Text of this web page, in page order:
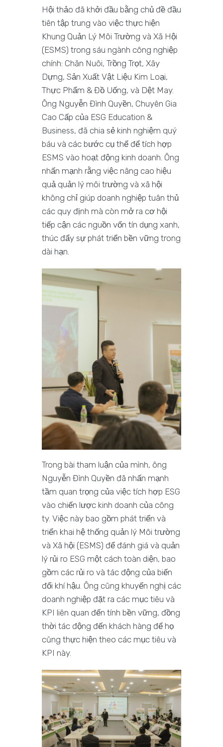
Hội thảo đã khởi đầu bằng chủ đề đầu
tiên tập trung vào việc thực hiện
Khung Quản Lý Môi Trường và Xã Hội
(ESMS) trong sáu ngành công nghiệp
chính: Chăn Nuôi, Trồng Trọt, Xây
Dựng, Sản Xuất Vật Liệu Kim Loại,
Thực Phẩm & Đồ Uống, và Dệt May.
Ông Nguyễn Đình Quyền, Chuyên Gia
Cao Cấp của ESG Education &
Business, đã chia sẻ kinh nghiệm quý
báu và các bước cụ thể để tích hợp
ESMS vào hoạt động kinh doanh. Ông
nhấn mạnh rằng việc nâng cao hiệu
quả quản lý môi trường và xã hội
không chỉ giúp doanh nghiệp tuân thủ
các quy định mà còn mở ra cơ hội
tiếp cận các nguồn vốn tín dụng xanh,
thúc đẩy sự phát triển bền vững trong
dài hạn.
Trong bài tham luận của mình, ông
Nguyễn Đình Quyền đã nhấn mạnh
tầm quan trọng của việc tích hợp ESG
vào chiến lược kinh doanh của công
ty. Việc này bao gồm phát triển và
triển khai hệ thống quản lý Môi trường
và Xã hội (ESMS) để đánh giá và quản
lý rủi ro ESG một cách toàn diện, bao
gồm các rủi ro và tác động của biến
đổi khí hậu. Ông cũng khuyến nghị các
doanh nghiệp đặt ra các mục tiêu và
KPI liên quan đến tính bền vững, đồng
thời tác động đến khách hàng để họ
cũng thực hiện theo các mục tiêu và
KPI này.